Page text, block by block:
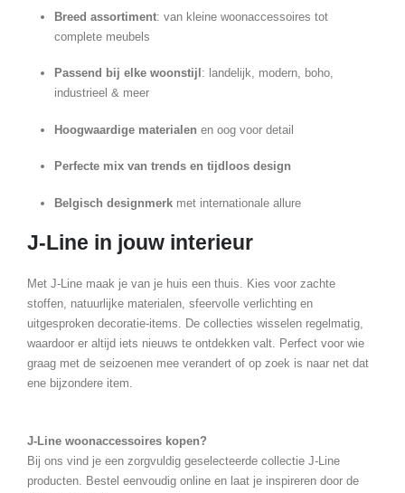
Breed assortiment: van kleine woonaccessoires tot
complete meubels
Passend bij elke woonstijl : landelijk, modern, boho,
industrieel & meer
Hoogwaardige materialen en oog voor detail
Perfecte mix van trends en tijdloos design
Belgisch designmerkmet internationale allure
J-Line in jouw interieur
Met J-Line maak je van je huis een thuis. Kies voor zachte
stoffen, natuurlijke materialen, sfeervolle verlichting en
uitgesproken decoratie-items. De collecties wisselen regelmatig,
waardoor er altijd iets nieuws te ontdekken valt. Perfect voor wie
graag met de seizoenen mee verandert of op zoek is naar net dat
ene bijzondere item.
J-Line woonaccessoires kopen?
Bij ons vind je een zorgvuldig geselecteerde collectie J-Line
producten. Bestel eenvoudig online en laat je inspireren door de